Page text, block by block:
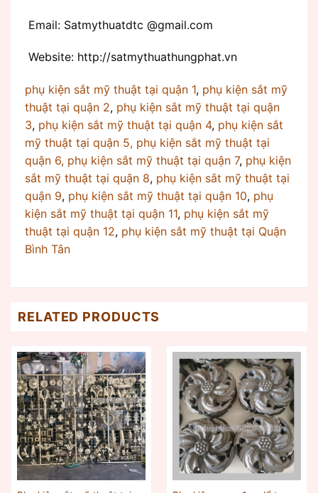
Email: Satmythuatdtc @gmail.com
Website: http://satmythuathungphat.vn
phụ kiện sắt mỹ thuật tại quận 1, phụ kiện sắt mỹ
thuật tại quận 2, phụ kiện sắt mỹ thuật tại quận
3, phụ kiện sắt mỹ thuật tại quận 4, phụ kiện sắt
mỹ thuật tại quận 5, phụ kiện sắt mỹ thuật tại
quận 6, phụ kiện sắt mỹ thuật tại quận 7, phụ kiện
sắt mỹ thuật tại quận 8, phụ kiện sắt mỹ thuật tại
quận 9, phụ kiện sắt mỹ thuật tại quận 10, phụ
kiện sắt mỹ thuật tại quận 11, phụ kiện sắt mỹ
thuật tại quận 12, phụ kiện sắt mỹ thuật tại Quận
Bình Tân
RELATED PRODUCTS